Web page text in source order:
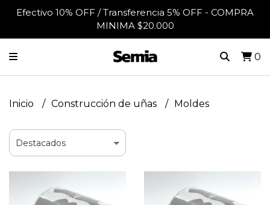
Efectivo 10% OFF / Transferencia 5% OFF - COMPRA
MINIMA $20.000
0
Inicio Construcción de uñas Moldes